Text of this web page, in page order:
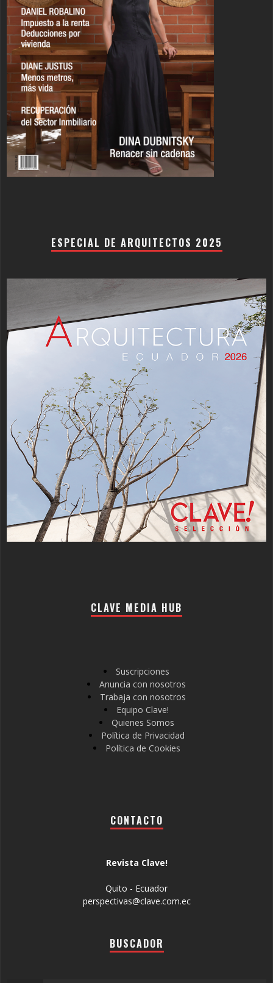
ESPECIAL DE ARQUITECTOS 2025
CLAVE MEDIA HUB
Suscripciones
Anuncia con nosotros
Trabaja con nosotros
Equipo Clave!
Quienes Somos
Política de Privacidad
Política de Cookies
CONTACTO
Revista Clave!
Quito - Ecuador
perspectivas@clave.com.ec
BUSCADOR